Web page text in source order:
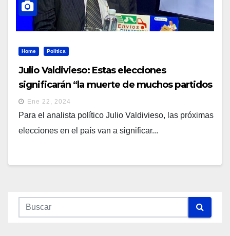
Home Política
Julio Valdivieso: Estas elecciones
significarán “la muerte de muchos partidos
tradicionales”
Ene 22, 2024
Para el analista político Julio Valdivieso, las próximas
elecciones en el país van a significar...